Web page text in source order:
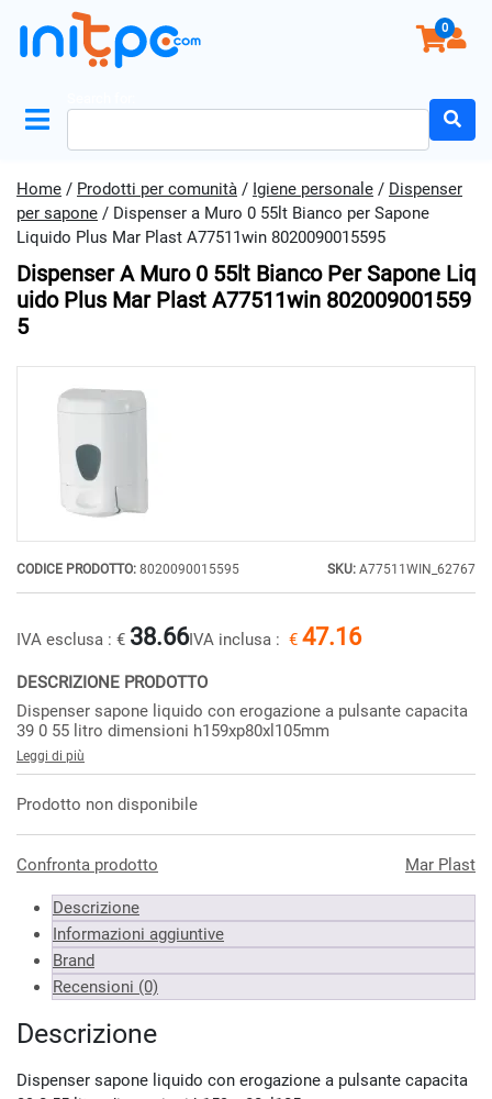
0
Home / Prodotti per comunità / Igiene personale / Dispenser
per sapone / Dispenser a Muro 0 55lt Bianco per Sapone
Liquido Plus Mar Plast A77511win 8020090015595
Dispenser A Muro 0 55lt Bianco Per Sapone Liq
Uido Plus Mar Plast A77511win 802009001559
5
CODICE PRODOTTO: 8020090015595 SKU: A77511WIN_62767
IVA esclusa : € 38.66IVA inclusa : € 47.16
DESCRIZIONE PRODOTTO
Dispenser sapone liquido con erogazione a pulsante capacita
39 0 55 litro dimensioni h159xp80xl105mm
Leggi di più
Prodotto non disponibile
Confronta prodotto Mar Plast
Descrizione
Informazioni aggiuntive
Brand
Recensioni (0)
Descrizione
Dispenser sapone liquido con erogazione a pulsante capacita